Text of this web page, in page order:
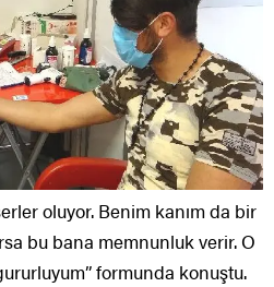
oluyor. Benim kanım da bir
bu bana memnunluk verir. O
formunda konuştu.